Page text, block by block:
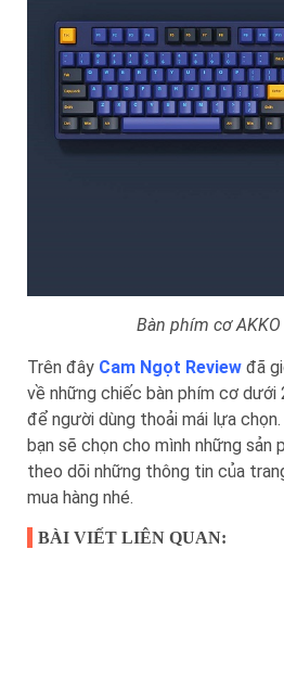
Bàn phím cơ
Trên đây Cam Ngọt Review đã
về những chiếc bàn phím cơ
để người dùng thoải mái lựa
bạn sẽ chọn cho mình những sản
theo dõi những thông tin của
mua hàng nhé.
BÀI VIẾT LIÊN QUAN: